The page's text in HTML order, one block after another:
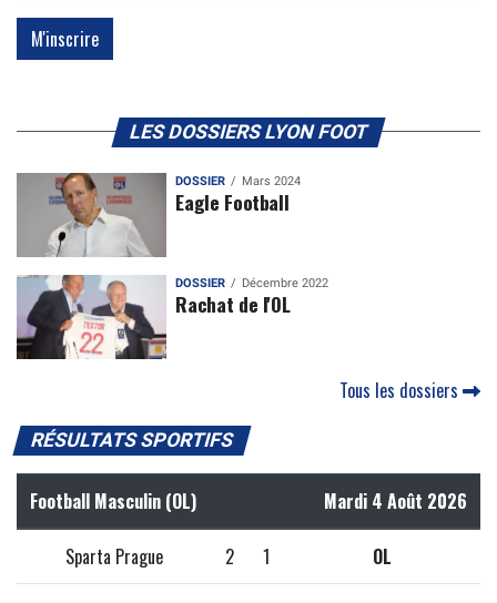
LES DOSSIERS LYON FOOT
DOSSIER Mars 2024
Eagle Football
DOSSIER Décembre 2022
Rachat de l'OL
Tous les dossiers
RÉSULTATS SPORTIFS
Football Masculin (OL) Mardi 4 Août 2026
Sparta Prague 2 1 OL